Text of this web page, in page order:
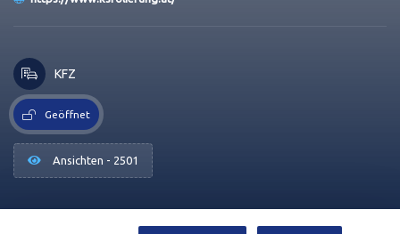
KFZ
Geöffnet
Ansichten - 2501